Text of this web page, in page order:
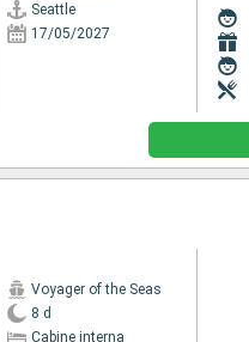
Seattle
17/05/2027
Voyager of the Seas
8 d
Cabine interna